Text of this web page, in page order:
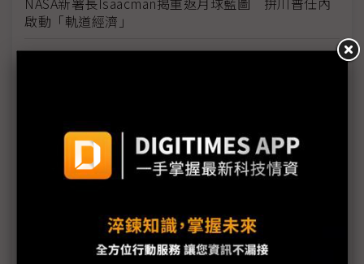
啟動「軌道經濟」
中國H200訂單暴增逾200萬顆 NVIDIA傳急敲台積新
入NVIDIA
川普10萬美元H-1B簽證費用爭議延燒 美國商會提起
魏哲家自嘲含淚打造台積美廠 NYT剖析1.8萬條法規
如何綁住晶圓代工龍頭手腳